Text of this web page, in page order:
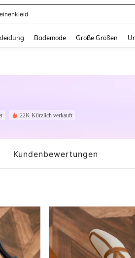
Bademode Große Größen
22K Kürzlich verkauft
Kundenbewertungen